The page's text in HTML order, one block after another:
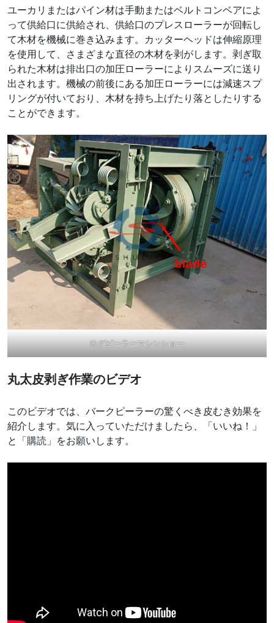
ユーカリまたはパイン材は手動またはベルトコンベアによ
って供給口に供給され、供給口のプレスローラーが回転し
て木材を機械に巻き込みます。カッターヘッドは伸縮原理
を使用して、さまざまな直径の木材を剥がします。剥ぎ取
られた木材は排出口の加圧ローラーによりスムーズに送り
出されます。機械の前後にある加圧ローラーには減速スプ
リングが付いており、木材を持ち上げたり落としたりする
ことができます。
ログピーラーマシンショー
丸太皮剥ぎ作業のビデオ
このビデオでは、バークピーラーの驚くべき皮むき効果を
紹介します。気に入っていただけましたら、「いいね！」
と「購読」をお願いします。